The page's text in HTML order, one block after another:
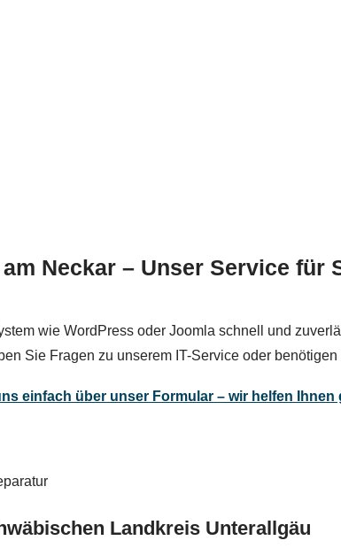
Neckar – Unser Service für
wie WordPress oder Joomla schnell und
Sie Fragen zu unserem IT-Service oder
einfach über unser Formular – wir helfen Ihnen
Landkreis Unterallgäu